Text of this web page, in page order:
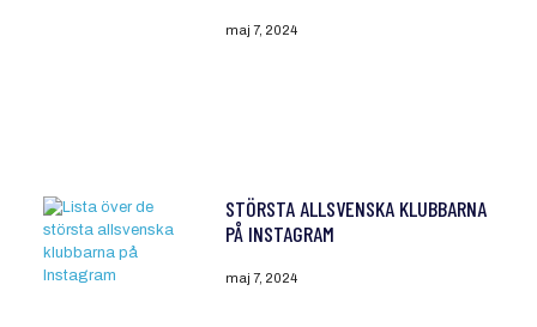
maj 7, 2024
STÖRSTA ALLSVENSKA KLUBBARNA
PÅ INSTAGRAM
maj 7, 2024